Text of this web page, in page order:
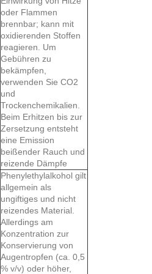
oder Flammen
brennbar; kann mit
oxidierenden Stoffen
reagieren. Um
Gebühren zu
bekämpfen,
verwenden Sie CO2
und
Trockenchemikalien.
Beim Erhitzen bis zur
Zersetzung entsteht
eine Emission
beißender Rauch und
reizende Dämpfe
Phenylethylalkohol gilt
allgemein als
ungiftiges und nicht
reizendes Material.
Allerdings am
Konzentration zur
Konservierung von
Augentropfen (ca. 0,5
% v/v) oder höher,